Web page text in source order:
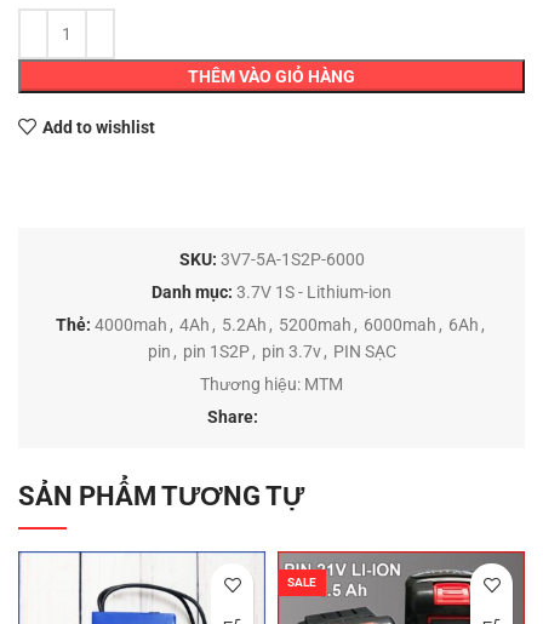
THÊM VÀO GIỎ HÀNG
Add to wishlist
SKU: 3V7-5A-1S2P-6000
Danh mục: 3.7V 1S - Lithium-ion
Thẻ: 4000mah , 4Ah , 5.2Ah , 5200mah , 6000mah , 6Ah ,
pin , pin 1S2P , pin 3.7v , PIN SẠC
Thương hiệu: MTM
Share:
SẢN PHẨM TƯƠNG TỰ
SALE